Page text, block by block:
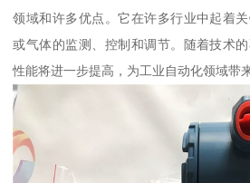
领域和许多优点。它在许多行业中起着
或气体的监测、控制和调节。随着技术
性能将进一步提高，为工业自动化领域带